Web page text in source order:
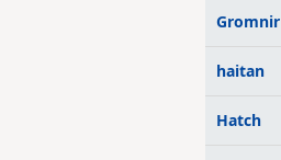
Gromnir
haitan
Hatch